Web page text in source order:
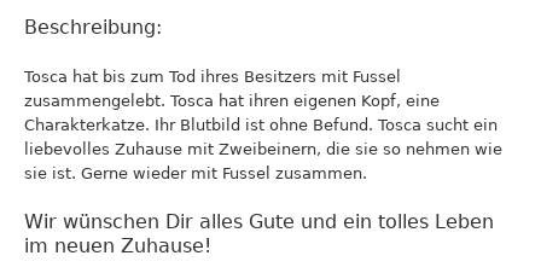
Beschreibung:
Tosca hat bis zum Tod ihres Besitzers mit Fussel
zusammengelebt. Tosca hat ihren eigenen Kopf, eine
Charakterkatze. Ihr Blutbild ist ohne Befund. Tosca sucht ein
liebevolles Zuhause mit Zweibeinern, die sie so nehmen wie
sie ist. Gerne wieder mit Fussel zusammen.
Wir wünschen Dir alles Gute und ein tolles Leben
im neuen Zuhause!